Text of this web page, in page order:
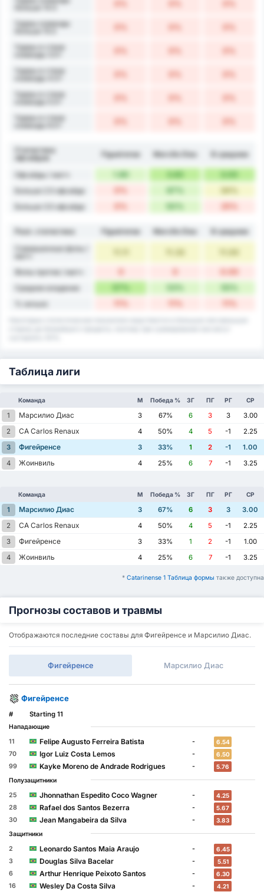
Удары команды
Удары в створ
Удары в створ
Удары в створ
Удары в створ
Статистика
Figueirense Marcílio Dias В среднем
Офсайды / матч 1.80 3.83 3.00
Больше 2.5 офсайда 34%
Больше 3.5 офсайда
Разл. статистика Figueirense Marcílio Dias
В среднем
Совершенные фолы /
Фолы против / матч
Среднее владение
% ничьих
Таблица лиги
Команда М Победа % ЗГ ПГ РГ СР
1 Марсилио Диас 3 67% 6 3 3
3.00
2
CA Carlos Renaux 4 50% 4 5 -1
2.25
3
Фигейренсе 3 33% 1 2 -1
1.00
4
Жоинвиль 4 25% 6 7 -1 3.25
Команда М Победа % ЗГ ПГ РГ СР
1 Марсилио Диас 3 67% 6 3 3
3.00
2
CA Carlos Renaux 4 50% 4 5 -1
2.25
3
Фигейренсе 3 33% 1 2 -1
1.00
4
Жоинвиль 4 25% 6 7 -1 3.25
* Catarinense 1 Таблица формы также доступна
Прогнозы составов и травмы
Отображаются последние составы для Фигейренсе и Марсилио Диас.
Фигейренсе Марсилио Диас
Фигейренсе
# Starting 11
Нападающие
11
Felipe Augusto Ferreira Batista - 6.54
70 Igor Luiz Costa Lemos - 6.50
99 Kayke Moreno de Andrade Rodrigues - 5.76
Полузащитники
25
Jhonnathan Espedito Coco Wagner - 4.25
28 Rafael dos Santos Bezerra - 5.67
30 Jean Mangabeira da Silva - 3.83
Защитники
2
Leonardo Santos Maia Araujo - 6.45
3 Douglas Silva Bacelar - 5.51
6 Arthur Henrique Peixoto Santos - 6.30
16 Wesley Da Costa Silva - 4.21